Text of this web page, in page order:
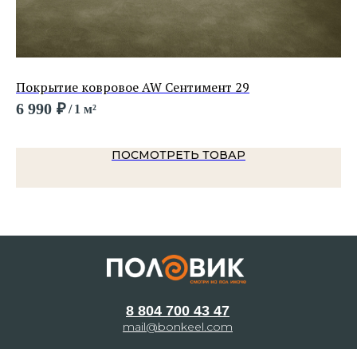
Покрытие ковровое AW Сентимент 29
6 990 ₽/ 1 м²
ПОСМОТРЕТЬ ТОВАР
8 804 700 43 47
mail@bonkeel.com